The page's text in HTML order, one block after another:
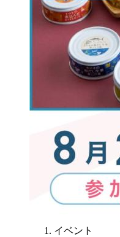
イベント